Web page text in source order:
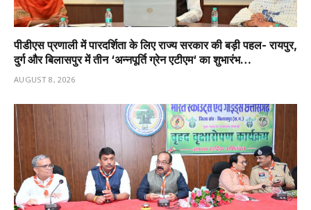
पीडीएस प्रणाली में पारदर्शिता के लिए राज्य सरकार की बड़ी पहल- रायपुर,
दुर्ग और बिलासपुर में तीन ‘अन्नपूर्ति ग्रेन एटीएम‘ का शुभारंभ…
AUGUST 8, 2026